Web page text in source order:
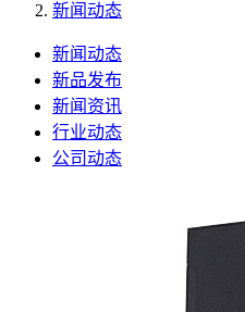
新闻动态
新闻动态
新品发布
新闻资讯
行业动态
公司动态